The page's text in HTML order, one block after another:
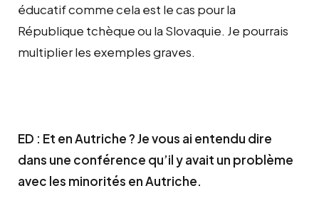
éducatif comme cela est le cas pour la
République tchèque ou la Slovaquie. Je pourrais
multiplier les exemples graves.
ED : Et en Autriche ? Je vous ai entendu dire
dans une conférence qu’il y avait un problème
avec les minorités en Autriche.